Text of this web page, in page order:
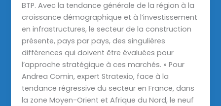
BTP. Avec la tendance générale de la région à la
croissance démographique et à l’investissement
en infrastructures, le secteur de la construction
présente, pays par pays, des singulières
différences qui doivent être évaluées pour
l’approche stratégique à ces marchés. » Pour
Andrea Comin, expert Stratexio, face à la
tendance régressive du secteur en France, dans
la zone Moyen-Orient et Afrique du Nord, le neuf